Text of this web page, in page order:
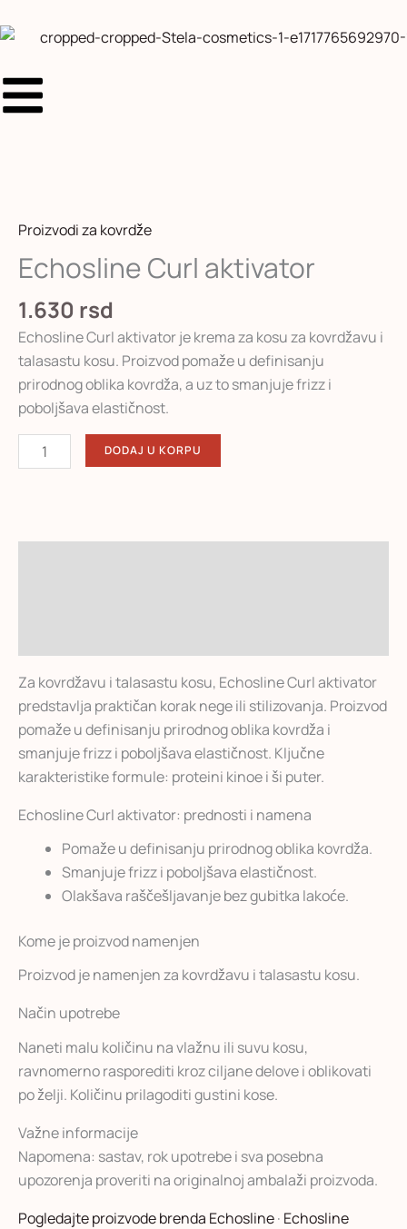
na
Proizvodi za kovrdže
Echosline Curl aktivator
1.630 rsd
Echosline Curl aktivator je krema za kosu za kovrdžavu i
talasastu kosu. Proizvod pomaže u definisanju
prirodnog oblika kovrdža, a uz to smanjuje frizz i
poboljšava elastičnost.
aktivator
DODAJ U KORPU
Za kovrdžavu i talasastu kosu, Echosline Curl aktivator
predstavlja praktičan korak nege ili stilizovanja. Proizvod
pomaže u definisanju prirodnog oblika kovrdža i
smanjuje frizz i poboljšava elastičnost. Ključne
karakteristike formule: proteini kinoe i ši puter.
Echosline Curl aktivator: prednosti i namena
Pomaže u definisanju prirodnog oblika kovrdža.
Smanjuje frizz i poboljšava elastičnost.
Olakšava raščešljavanje bez gubitka lakoće.
Kome je proizvod namenjen
Proizvod je namenjen za kovrdžavu i talasastu kosu.
Način upotrebe
Naneti malu količinu na vlažnu ili suvu kosu,
ravnomerno rasporediti kroz ciljane delove i oblikovati
po želji. Količinu prilagoditi gustini kose.
Važne informacije
Napomena: sastav, rok upotrebe i sva posebna
upozorenja proveriti na originalnoj ambalaži proizvoda.
Pogledajte proizvode brenda Echosline· Echosline